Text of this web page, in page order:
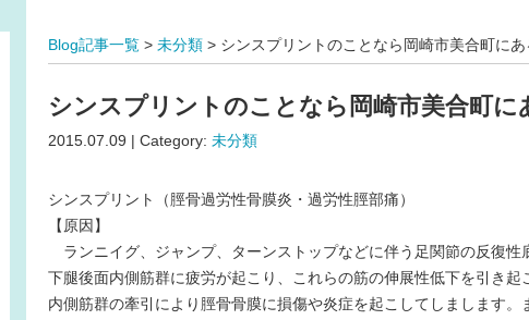
Blog記事一覧 > 未分類 > シンスプリントのことなら岡崎市美合町にあ
シンスプリントのことなら岡崎市美合町に
2015.07.09 | Category: 未分類
シンスプリント（脛骨過労性骨膜炎・過労性脛部痛）
【原因】
ランニイグ、ジャンプ、ターンストップなどに伴う足関節の反復性
下腿後面内側筋群に疲労が起こり、これらの筋の伸展性低下を引き起
内側筋群の牽引により脛骨骨膜に損傷や炎症を起こしてしまします。